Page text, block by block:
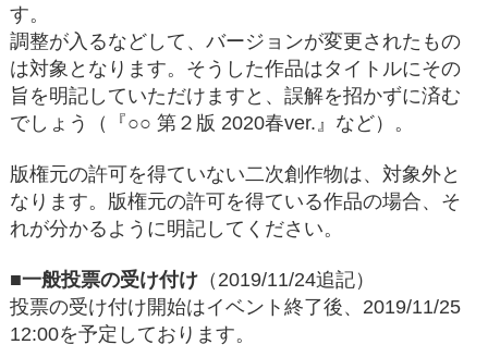
す。
調整が入るなどして、バージョンが変更されたもの
は対象となります。そうした作品はタイトルにその
旨を明記していただけますと、誤解を招かずに済む
でしょう（『○○ 第２版 2020春ver.』など）。
版権元の許可を得ていない二次創作物は、対象外と
なります。版権元の許可を得ている作品の場合、そ
れが分かるように明記してください。
■一般投票の受け付け （2019/11/24追記）
投票の受け付け開始はイベント終了後、2019/11/25
12:00を予定しております。